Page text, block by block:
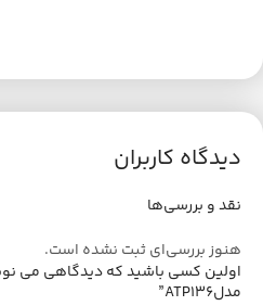
دیدگاه کاربران
نقد و بررسی‌ها
هنوز بررسی‌ای ثبت نشده است.
مدلATP136”